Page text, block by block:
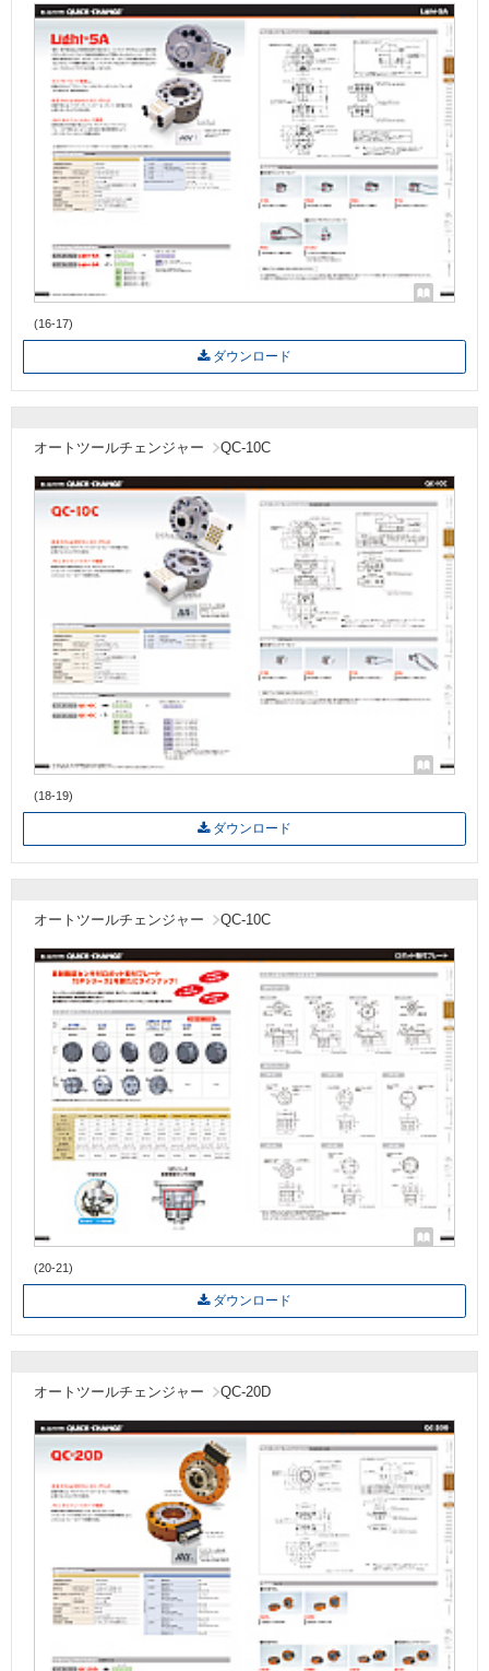
(16-17)
ダウンロード
オートツールチェンジャー QC-10C
(18-19)
ダウンロード
オートツールチェンジャー QC-10C
(20-21)
ダウンロード
オートツールチェンジャー QC-20D